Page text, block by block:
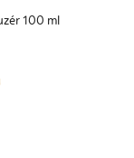
100 ml